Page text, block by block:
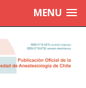
MENU